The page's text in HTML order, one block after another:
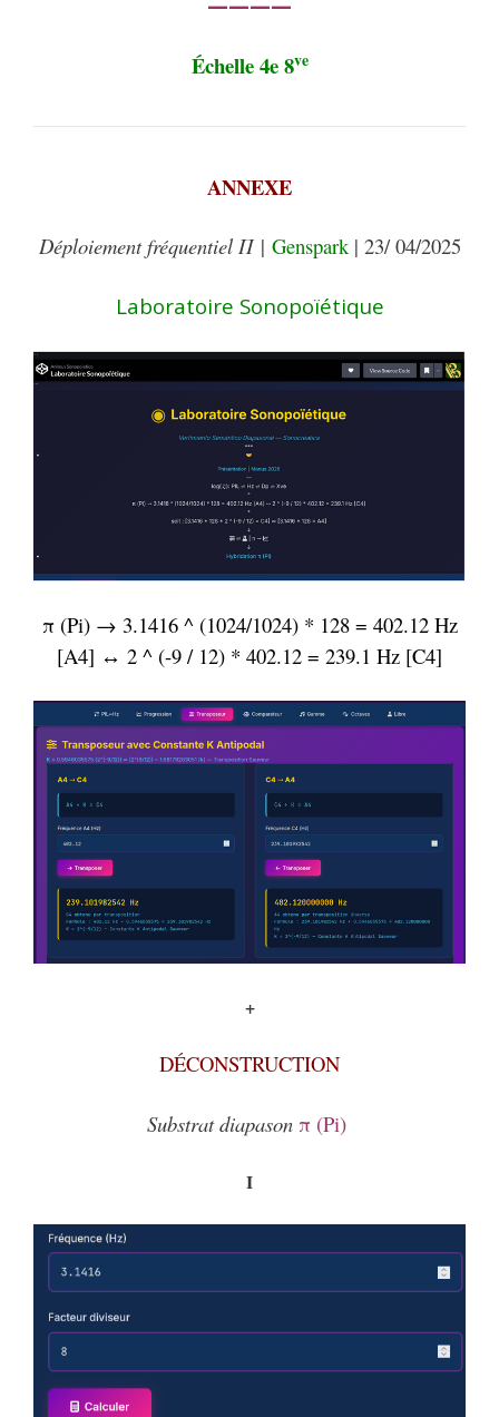
Échelle 4e 8ve
ANNEXE
Déploiement fréquentiel Π | Genspark| 23/ 04/2025
Laboratoire Sonopoïétique
π (Pi) → 3.1416 ^ (1024/1024) * 128 = 402.12 Hz
[A4] ↔ 2 ^ (-9 / 12) * 402.12 = 239.1 Hz [C4]
+
DÉCONSTRUCTION
Substrat diapason π (Pi)
I